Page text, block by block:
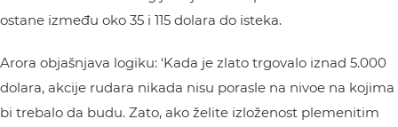
ostane između oko 35 i 115 dolara do isteka.
Arora objašnjava logiku: ‘Kada je zlato trgovalo iznad 5.000
dolara, akcije rudara nikada nisu porasle na nivoe na kojima
bi trebalo da budu. Zato, ako želite izloženost plemenitim